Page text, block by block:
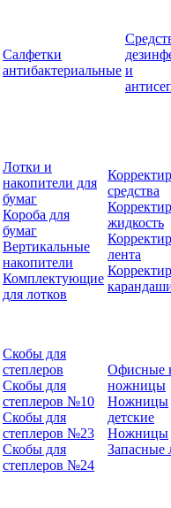
Салфетки
антибактериальные и
Лотки и
накопители для
бумаг
Короба для
бумаг
Вертикальные
накопители
Комплектующие
для лотков
средства
жидкость
лента
Скобы для
степлеров
Скобы для
степлеров №10
Скобы для
степлеров №23
Скобы для
степлеров №24
Офисные
ножницы
Ножницы
детские
Ножницы
Запасные